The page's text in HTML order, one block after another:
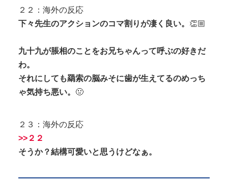
２２：海外の反応
下々先生のアクションのコマ割りが凄く良い。 👏🏼
九十九が脹相のことをお兄ちゃんって呼ぶの好きだ
わ。
それにしても羂索の脳みそに歯が生えてるのめっち
ゃ気持ち悪い。 🤢
２３：海外の反応
>>２２
そうか？結構可愛いと思うけどなぁ。